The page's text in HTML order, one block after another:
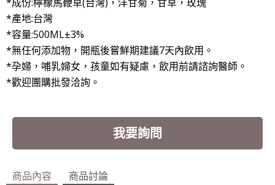
*產地:台灣
*容量:500ML±3%
*無任何添加物，開瓶後嘗鮮期建議7天內飲用。
*孕婦，哺乳婦女，孩童如有疑慮，飲用前請諮詢醫師。
*歡迎團購批發洽詢。
我要詢問
商品內容 商品討論